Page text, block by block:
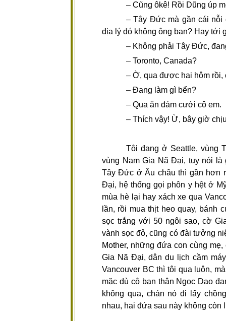
– Cũng ôkê! Rồi Dũng úp
–Tây Đức mà gần cái
địa lý đó không ông bạn? Hay tới
– Không phải Tây Đức,
– Toronto, Canada?
– Ờ, qua được hai hôm
– Đang làm gì bển?
– Qua ăn đám cưới cô em.
– Thích vậy! Ừ, bây giờ
Tôi đang ở Seattle, vùng
vùng Nam Gia Nã Đại, tuy nói
Tây Đức ở Âu châu thì gần hơn
Đại, hệ thống gọi phôn y hệt ở
mùa hè lại hay xách xe qua
lần, rồi mua thịt heo quay,
sọc trắng với 50 ngôi sao, cờ
vành sọc đỏ, cũng có đài tưởng
Mother, những đứa con cùng
Gia Nã Đại, dân du lịch cầm
Vancouver BC thì tôi qua luôn,
mặc dù cô bạn thân Ngọc Dao
không qua, chán nó đi lấy
nhau, hai đứa sau này không